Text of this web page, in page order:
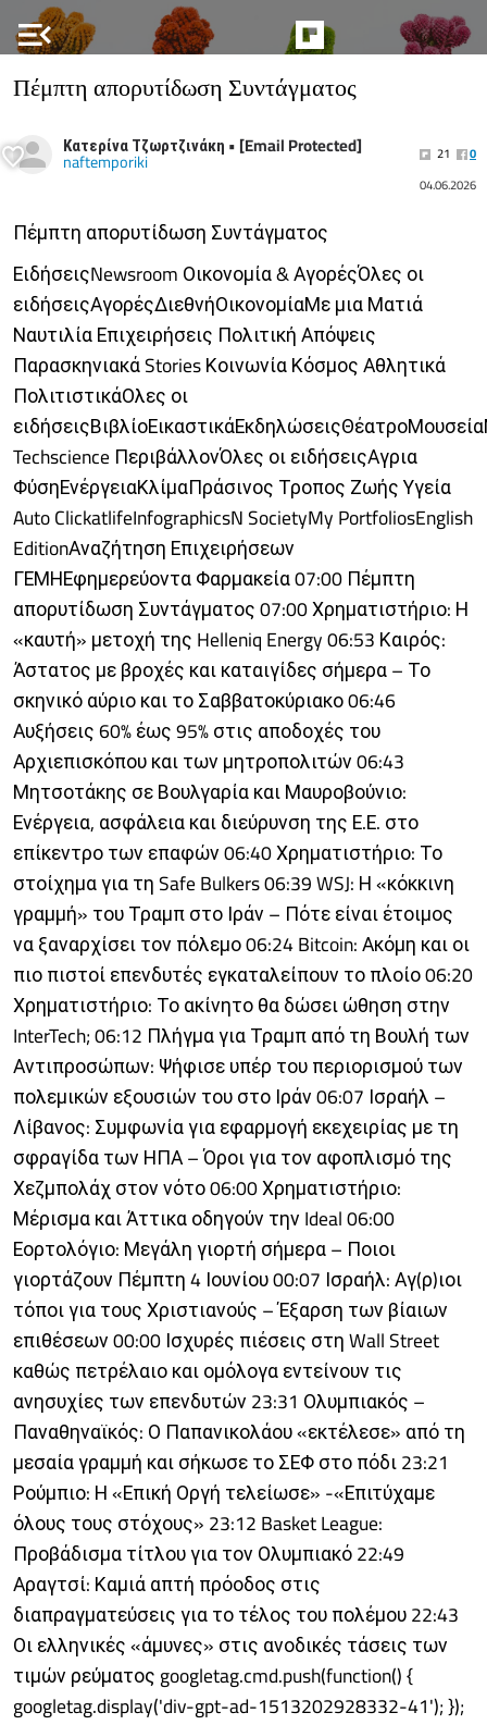
menu_open
Πέμπτη απορυτίδωση Συντάγματος
Κατερίνα Τζωρτζινάκη • [Email Protected]
naftemporiki 21
0
04.06.2026
Πέμπτη απορυτίδωση Συντάγματος
ΕιδήσειςNewsroom Οικονομία & ΑγορέςΌλες οι
ειδήσειςΑγορέςΔιεθνήΟικονομίαΜε μια Ματιά
Ναυτιλία Επιχειρήσεις Πολιτική Απόψεις
Παρασκηνιακά Stories Κοινωνία Κόσμος Αθλητικά
ΠολιτιστικάΟλες οι
Techscience ΠεριβάλλονΌλες οι ειδήσειςΑγρια
ΦύσηΕνέργειαΚλίμαΠράσινος Τροπος Ζωής Υγεία
Auto ClickatlifeInfographicsN SocietyMy PortfoliosEnglish
EditionΑναζήτηση Επιχειρήσεων
ΓΕΜΗΕφημερεύοντα Φαρμακεία 07:00 Πέμπτη
απορυτίδωση Συντάγματος 07:00 Χρηματιστήριο: Η
«καυτή» μετοχή της Helleniq Energy 06:53 Καιρός:
Άστατος με βροχές και καταιγίδες σήμερα – Το
σκηνικό αύριο και το Σαββατοκύριακο 06:46
Αυξήσεις 60% έως 95% στις αποδοχές του
Αρχιεπισκόπου και των μητροπολιτών 06:43
Μητσοτάκης σε Βουλγαρία και Μαυροβούνιο:
Ενέργεια, ασφάλεια και διεύρυνση της Ε.Ε. στο
επίκεντρο των επαφών 06:40 Χρηματιστήριο: Το
στοίχημα για τη Safe Bulkers 06:39 WSJ: Η «κόκκινη
γραμμή» του Τραμπ στο Ιράν – Πότε είναι έτοιμος
να ξαναρχίσει τον πόλεμο 06:24 Bitcoin: Ακόμη και οι
πιο πιστοί επενδυτές εγκαταλείπουν το πλοίο 06:20
Χρηματιστήριο: Το ακίνητο θα δώσει ώθηση στην
InterTech; 06:12 Πλήγμα για Τραμπ από τη Βουλή των
Αντιπροσώπων: Ψήφισε υπέρ του περιορισμού των
πολεμικών εξουσιών του στο Ιράν 06:07 Ισραήλ –
Λίβανος: Συμφωνία για εφαρμογή εκεχειρίας με τη
σφραγίδα των ΗΠΑ – Όροι για τον αφοπλισμό της
Χεζμπολάχ στον νότο 06:00 Χρηματιστήριο:
Μέρισμα και Άττικα οδηγούν την Ideal 06:00
Εορτολόγιο: Μεγάλη γιορτή σήμερα – Ποιοι
γιορτάζουν Πέμπτη 4 Ιουνίου 00:07 Ισραήλ: Αγ(ρ)ιοι
τόποι για τους Χριστιανούς – Έξαρση των βίαιων
επιθέσεων 00:00 Ισχυρές πιέσεις στη Wall Street
καθώς πετρέλαιο και ομόλογα εντείνουν τις
ανησυχίες των επενδυτών 23:31 Ολυμπιακός –
Παναθηναϊκός: Ο Παπανικολάου «εκτέλεσε» από τη
μεσαία γραμμή και σήκωσε το ΣΕΦ στο πόδι 23:21
Ρούμπιο: Η «Επική Οργή τελείωσε» -«Επιτύχαμε
όλους τους στόχους» 23:12 Basket League:
Προβάδισμα τίτλου για τον Ολυμπιακό 22:49
Αραγτσί: Καμιά απτή πρόοδος στις
διαπραγματεύσεις για το τέλος του πολέμου 22:43
Οι ελληνικές «άμυνες» στις ανοδικές τάσεις των
τιμών ρεύματος googletag.cmd.push(function() {
googletag.display('div-gpt-ad-1513202928332-41'); });